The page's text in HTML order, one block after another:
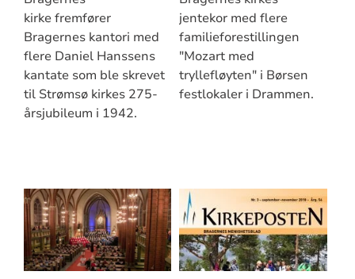
kirke fremfører
Bragernes kantori med
flere Daniel Hanssens
kantate som ble skrevet
til Strømsø kirkes 275-
årsjubileum i 1942.
jentekor med flere
familieforestillingen
"Mozart med
tryllefløyten" i Børsen
festlokaler i Drammen.